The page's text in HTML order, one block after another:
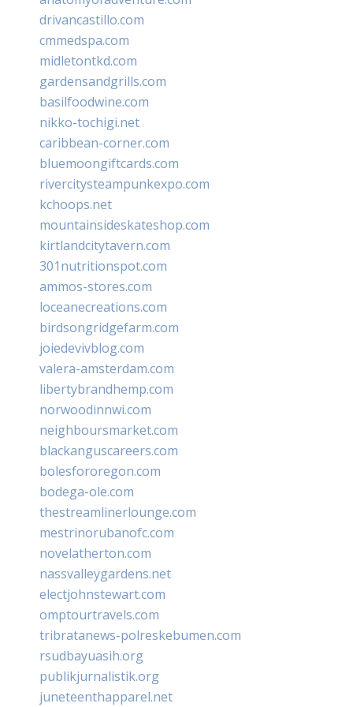
drivancastillo.com
cmmedspa.com
midletontkd.com
gardensandgrills.com
basilfoodwine.com
nikko-tochigi.net
caribbean-corner.com
bluemoongiftcards.com
rivercitysteampunkexpo.com
kchoops.net
mountainsideskateshop.com
kirtlandcitytavern.com
301nutritionspot.com
ammos-stores.com
loceanecreations.com
birdsongridgefarm.com
joiedevivblog.com
valera-amsterdam.com
libertybrandhemp.com
norwoodinnwi.com
neighboursmarket.com
blackanguscareers.com
bolesfororegon.com
bodega-ole.com
thestreamlinerlounge.com
mestrinorubanofc.com
novelatherton.com
nassvalleygardens.net
electjohnstewart.com
omptourtravels.com
tribratanews-polreskebumen.com
rsudbayuasih.org
publikjurnalistik.org
juneteenthapparel.net